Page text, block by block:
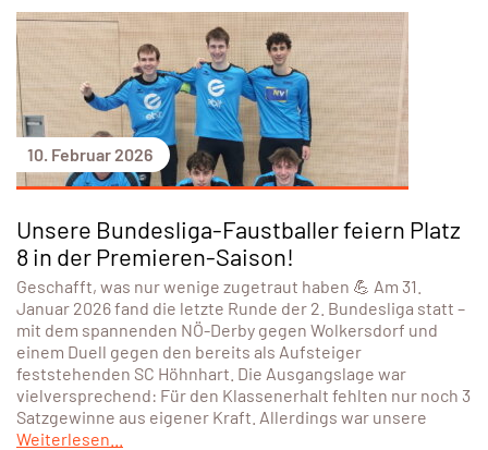
10. Februar 2026
Unsere Bundesliga-Faustballer feiern Platz
8 in der Premieren-Saison!
Geschafft, was nur wenige zugetraut haben 💪 Am 31.
Januar 2026 fand die letzte Runde der 2. Bundesliga statt –
mit dem spannenden NÖ-Derby gegen Wolkersdorf und
einem Duell gegen den bereits als Aufsteiger
feststehenden SC Höhnhart. Die Ausgangslage war
vielversprechend: Für den Klassenerhalt fehlten nur noch 3
Satzgewinne aus eigener Kraft. Allerdings war unsere
Weiterlesen...